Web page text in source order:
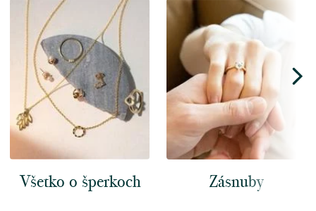
Všetko o šperkoch Zásnuby